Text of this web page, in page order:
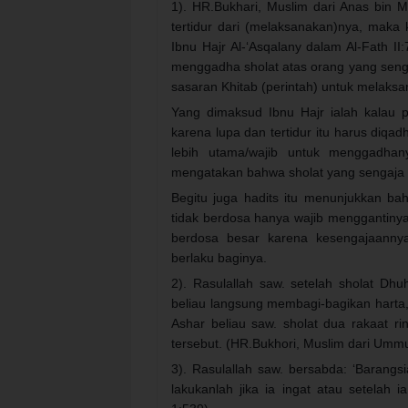
1). HR.Bukhari, Muslim dari Anas bin
tertidur dari (melaksanakan)nya, maka
Ibnu Hajr Al-‘Asqalany dalam Al-Fath
menggadha sholat atas orang yang
sasaran Khitab (perintah) untuk
Yang dimaksud Ibnu Hajr ialah kalau
karena lupa dan tertidur itu harus
lebih utama/wajib untuk
mengatakan bahwa sholat yang
Begitu juga hadits itu menunjukkan
tidak berdosa hanya wajib
berdosa besar karena
berlaku baginya.
2). Rasulallah saw. setelah sholat
beliau langsung membagi-bagikan
Ashar beliau saw. sholat dua rakaat
tersebut. (HR.Bukhori, Muslim dari
3). Rasulallah saw. bersabda:
lakukanlah jika ia ingat atau setelah